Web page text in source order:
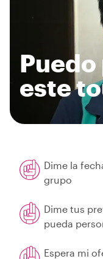
este
Dime la
grupo
Dime tus
pueda
Espera mi